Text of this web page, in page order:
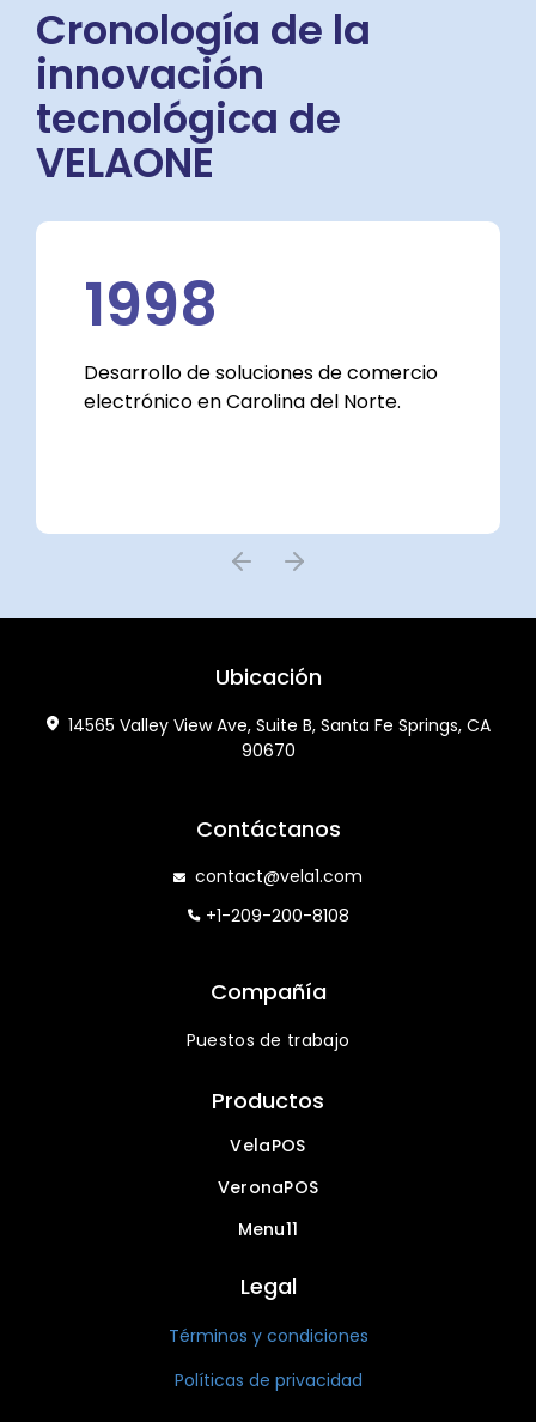
Cronología de la
innovación
tecnológica de
VELAONE
2002
Lanzamiento del software de
de limpieza en seco.
Ubicación
14565 Valley View Ave, Suite B, Santa Fe Springs, CA
90670
Contáctanos
contact@vela1.com
+1-209-200-8108
Compañía
Puestos de trabajo
Productos
VelaPOS
VeronaPOS
Menu11
Legal
Términos y condiciones
Políticas de privacidad